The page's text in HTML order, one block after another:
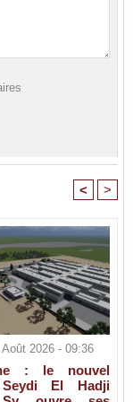
< >
2026 - 09:36
: le nouvel
El Hadji